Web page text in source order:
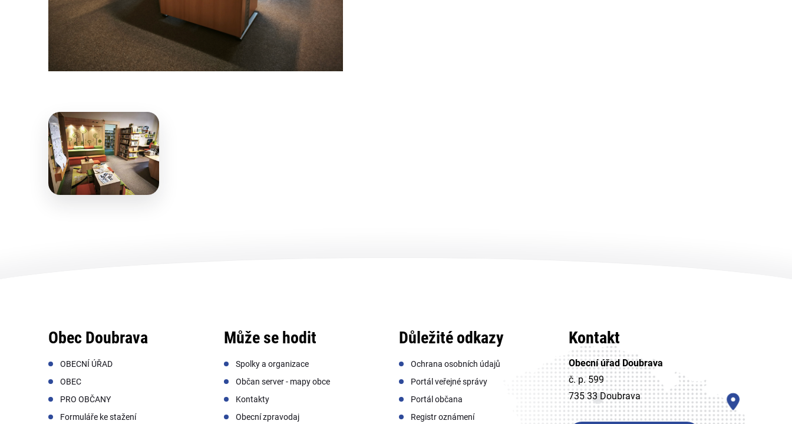
Obec Doubrava
OBECNÍ ÚŘAD
OBEC
PRO OBČANY
Formuláře ke stažení
Může se hodit
Spolky a organizace
Občan server - mapy obce
Kontakty
Obecní zpravodaj
Důležité odkazy
Ochrana osobních údajů
Portál veřejné správy
Portál občana
Registr oznámení
Kontakt
Obecní úřad Doubrava
č. p. 599
735 33 Doubrava